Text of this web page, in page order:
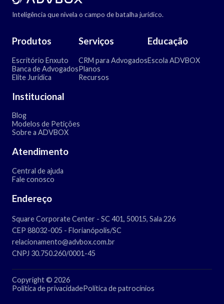
Inteligência que nivela o campo de batalha jurídico.
Produtos
Escritório Enxuto
Banca de Advogados
Elite Jurídica
Serviços
CRM para Advogados
Planos
Recursos
Educação
Escola ADVBOX
Institucional
Blog
Modelos de Petições
Sobre a ADVBOX
Atendimento
Central de ajuda
Fale conosco
Endereço
Square Corporate Center - SC 401, 50015, Sala 226
CEP 88032-005 - Florianópolis/SC
relacionamento@advbox.com.br
CNPJ 30.750.260/0001-45
Copyright © 2026
Política de privacidadePolítica de patrocínios